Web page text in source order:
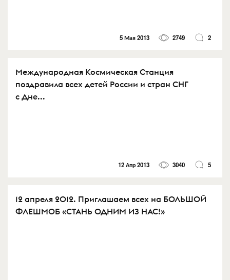
5 Мая 2013 2749 2
Международная Космическая Станция
поздравила всех детей России и стран СНГ
с Дне...
12 Апр 2013 3040 5
12 апреля 2012. Приглашаем всех на БОЛЬШОЙ
ФЛЕШМОБ «СТАНЬ ОДНИМ ИЗ НАС!»